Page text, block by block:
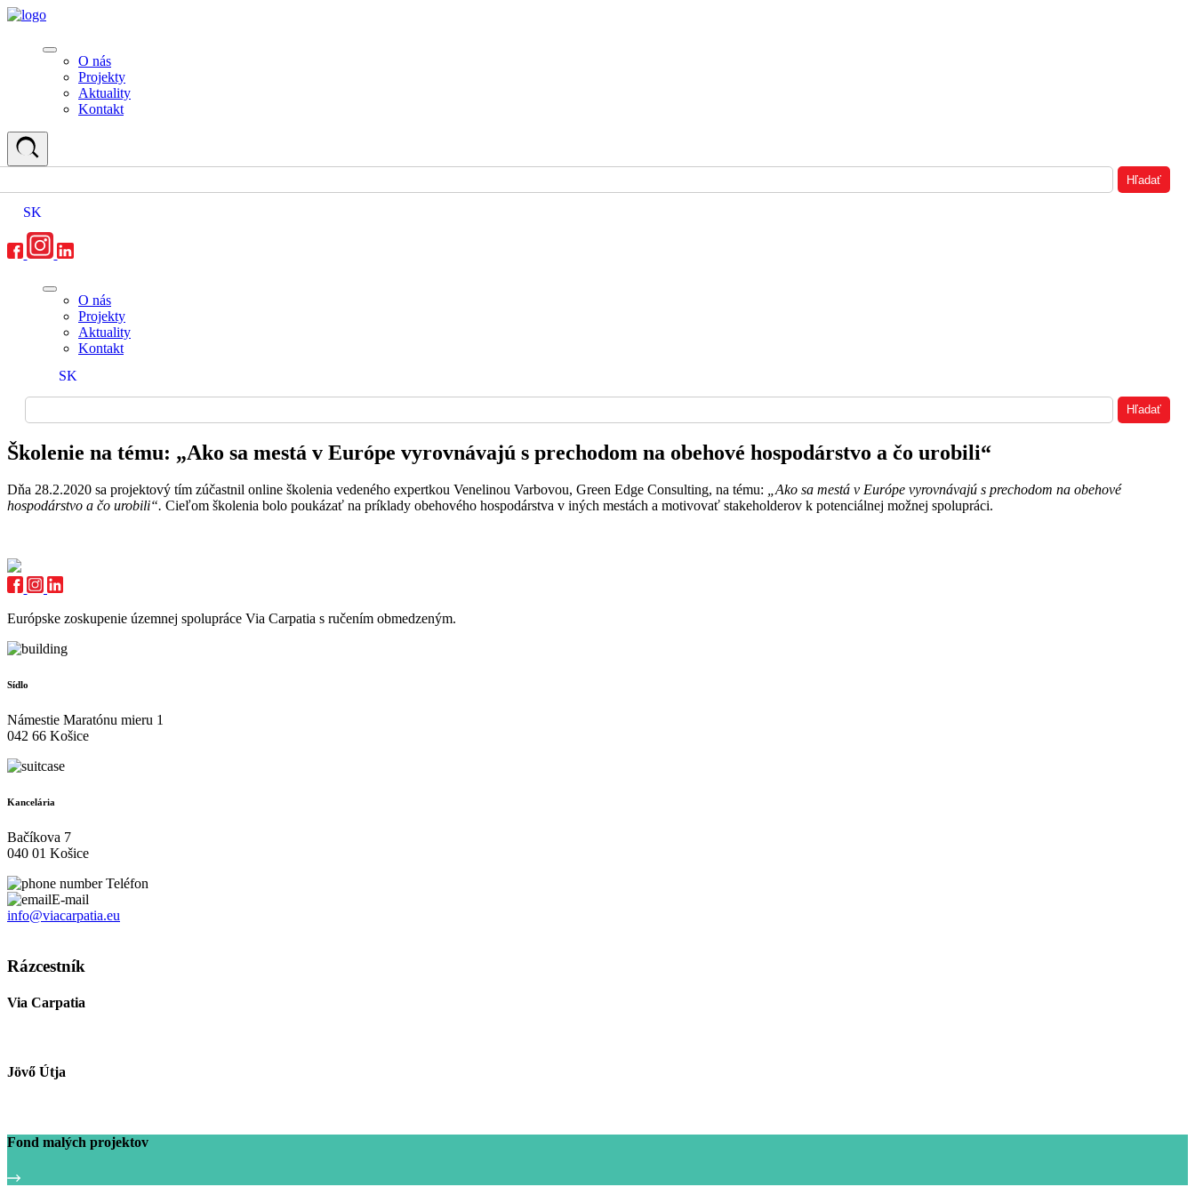
O nás
Projekty
Aktuality
Kontakt
SK
O nás
Projekty
Aktuality
Kontakt
SK
Školenie na tému: „Ako sa mestá v Európe vyrovnávajú s prechodom na obehové hospodárstvo a čo urobili“
Dňa 28.2.2020 sa projektový tím zúčastnil online školenia vedeného expertkou Venelinou Varbovou, Green Edge Consulting, na tému: „Ako sa mestá v Európe vyrovnávajú s prechodom na obehové
hospodárstvo a čo urobili“. Cieľom školenia bolo poukázať na príklady obehového hospodárstva v iných mestách a motivovať stakeholderov k potenciálnej možnej spolupráci.
Európske zoskupenie územnej spolupráce Via Carpatia s ručením obmedzeným.
Sídlo
Námestie Maratónu mieru 1
042 66 Košice
Kancelária
Bačíkova 7
040 01 Košice
Teléfon
E-mail
info@viacarpatia.eu
Rázcestník
Via Carpatia
Jövő Útja
Fond malých projektov